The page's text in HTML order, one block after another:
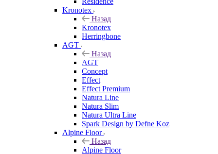
Kronotex
Назад
Kronotex
Herringbone
AGT
Назад
AGT
Concept
Effect
Effect Premium
Natura Line
Natura Slim
Natura Ultra Line
Spark Design by Defne Koz
Alpine Floor
Назад
Alpine Floor